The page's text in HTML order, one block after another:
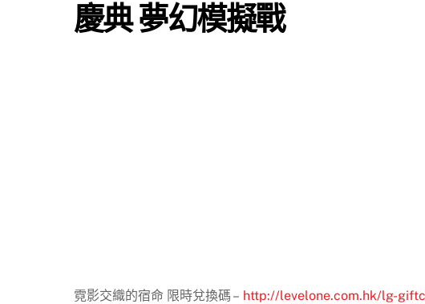
慶典 夢幻模擬戰
霓影交織的宿命 限時兌換碼 – http://levelone.com.hk/lg-